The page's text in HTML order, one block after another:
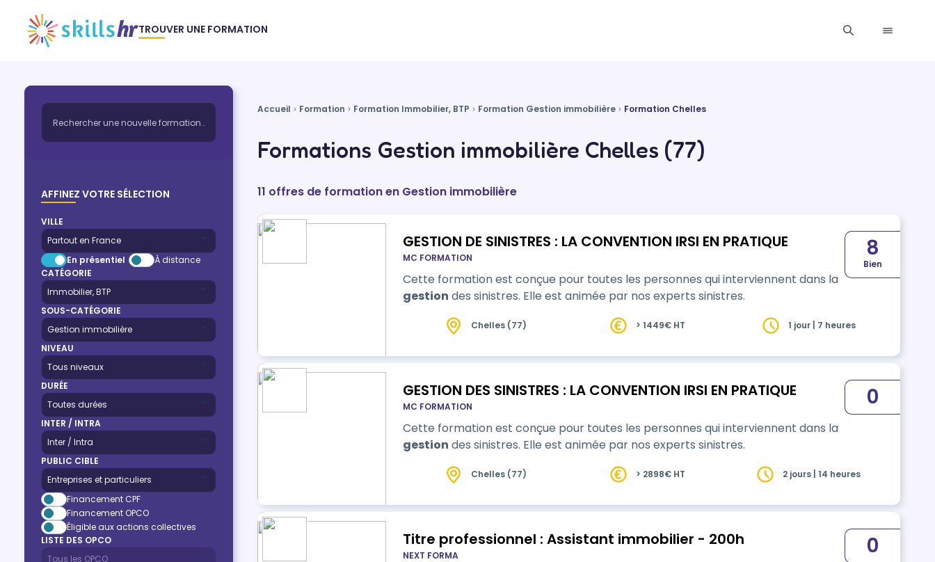
TROUVER UNE FORMATION
AFFINEZ VOTRE SÉLECTION
VILLE
En présentiel
À distance
CATÉGORIE
SOUS-CATÉGORIE
NIVEAU
DURÉE
INTER / INTRA
PUBLIC CIBLE
Financement CPF
Financement OPCO
Éligible aux actions collectives
LISTE DES OPCO
Accueil Formation Formation Immobilier, BTP Formation Gestion immobilière Formation Chelles
Formations Gestion immobilière Chelles (77)
11 offres de formation en Gestion immobilière
GESTION DE SINISTRES : LA CONVENTION IRSI EN PRATIQUE
MC FORMATION
Cette formation est conçue pour toutes les personnes qui interviennent dans la
gestion des sinistres. Elle est animée par nos experts sinistres.
8
Bien
Chelles (77) > 1449€ HT 1 jour | 7 heures
GESTION DES SINISTRES : LA CONVENTION IRSI EN PRATIQUE
MC FORMATION
Cette formation est conçue pour toutes les personnes qui interviennent dans la
gestion des sinistres. Elle est animée par nos experts sinistres.
0
Chelles (77) > 2898€ HT 2 jours | 14 heures
Titre professionnel : Assistant immobilier - 200h
NEXT FORMA 0